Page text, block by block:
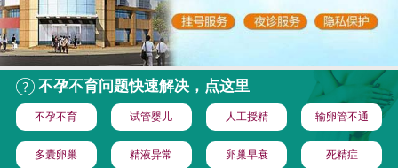
不孕不育问题快速解决，点这里
不孕不育 试管婴儿 人工授精 输卵管不通
多囊卵巢 精液异常 卵巢早衰 死精症